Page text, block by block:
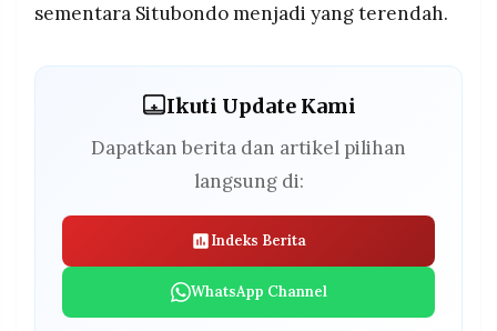
sementara Situbondo menjadi yang terendah.
Ikuti Update Kami
Dapatkan berita dan artikel pilihan
langsung di:
Indeks Berita
WhatsApp Channel